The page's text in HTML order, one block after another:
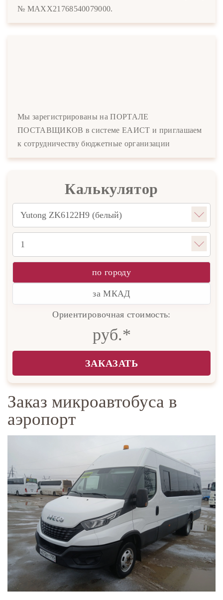
№ MAXX21768540079000.
Мы зарегистрированы на ПОРТАЛЕ
ПОСТАВЩИКОВ в системе ЕАИСТ и приглашаем
к сотрудничеству бюджетные организации
Калькулятор
по городу
за МКАД
Ориентировочная стоимость:
руб.*
ЗАКАЗАТЬ
Заказ микроавтобуса в
аэропорт